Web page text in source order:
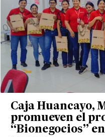
Caja Huancayo,
promueven el
“Bionegocios”